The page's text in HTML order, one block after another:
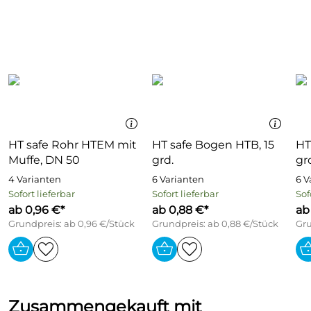
HT safe Rohr HTEM mit
Muffe, DN 50
4 Varianten
Sofort lieferbar
ab 0,96 €*
Grundpreis: ab 0,96 €/Stück
HT safe Bogen HTB, 15
grd.
6 Varianten
Sofort lieferbar
ab 0,88 €*
Grundpreis: ab 0,88 €/Stück
6
Zusammengekauft mit